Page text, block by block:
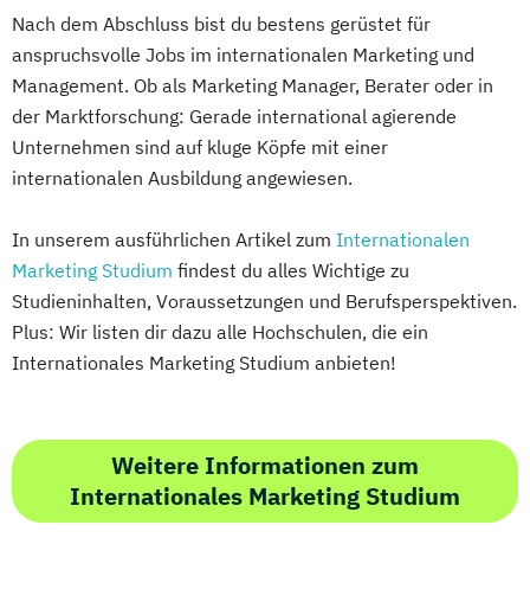
Nach dem Abschluss bist du bestens gerüstet für
anspruchsvolle Jobs im internationalen Marketing und
Management. Ob als Marketing Manager, Berater oder in
der Marktforschung: Gerade international agierende
Unternehmen sind auf kluge Köpfe mit einer
internationalen Ausbildung angewiesen.
In unserem ausführlichen Artikel zum Internationalen
Marketing Studium findest du alles Wichtige zu
Studieninhalten, Voraussetzungen und Berufsperspektiven.
Plus: Wir listen dir dazu alle Hochschulen, die ein
Internationales Marketing Studium anbieten!
Weitere Informationen zum
Internationales Marketing Studium